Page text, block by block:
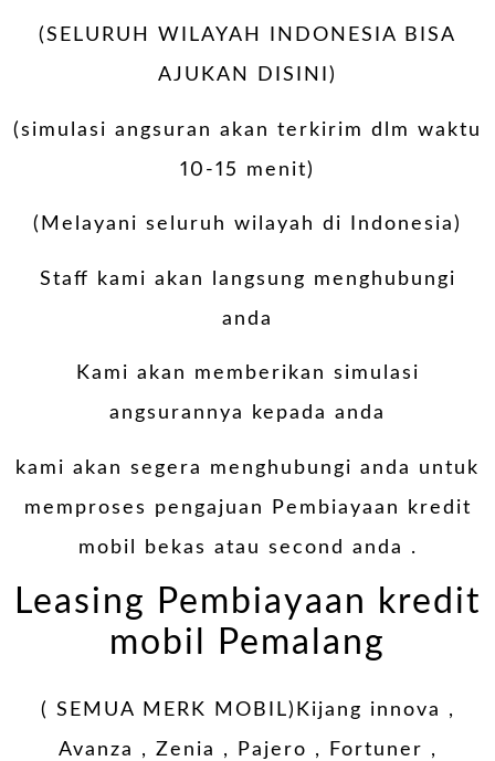
(SELURUH WILAYAH INDONESIA BISA
AJUKAN DISINI)
(simulasi angsuran akan terkirim dlm waktu
10-15 menit)
(Melayani seluruh wilayah di Indonesia)
Staff kami akan langsung menghubungi
anda
Kami akan memberikan simulasi
angsurannya kepada anda
kami akan segera menghubungi anda untuk
memproses pengajuan Pembiayaan kredit
mobil bekas atau second anda .
Leasing Pembiayaan kredit
mobil Pemalang
( SEMUA MERK MOBIL)Kijang innova ,
Avanza , Zenia , Pajero , Fortuner ,